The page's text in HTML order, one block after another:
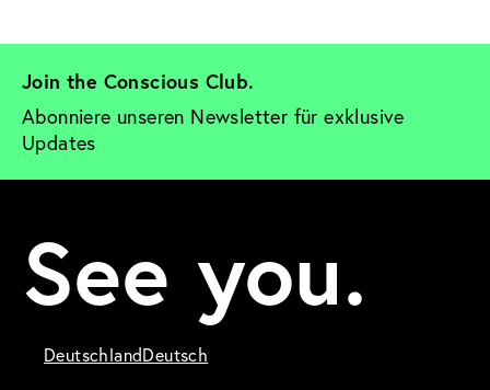
Join the Conscious Club.
Abonniere unseren Newsletter für exklusive
Updates
See you.
DeutschlandDeutsch